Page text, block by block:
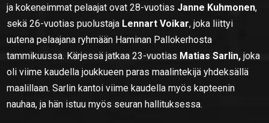
ja kokeneimmat pelaajat ovat 28-vuotias Janne Kuhmonen,
sekä 26-vuotias puolustaja Lennart Voikar, joka liittyi
uutena pelaajana ryhmään Haminan Pallokerhosta
tammikuussa. Kärjessä jatkaa 23-vuotias Matias Sarlin, joka
oli viime kaudella joukkueen paras maalintekijä yhdeksällä
maalillaan. Sarlin kantoi viime kaudella myös kapteenin
nauhaa, ja hän istuu myös seuran hallituksessa.